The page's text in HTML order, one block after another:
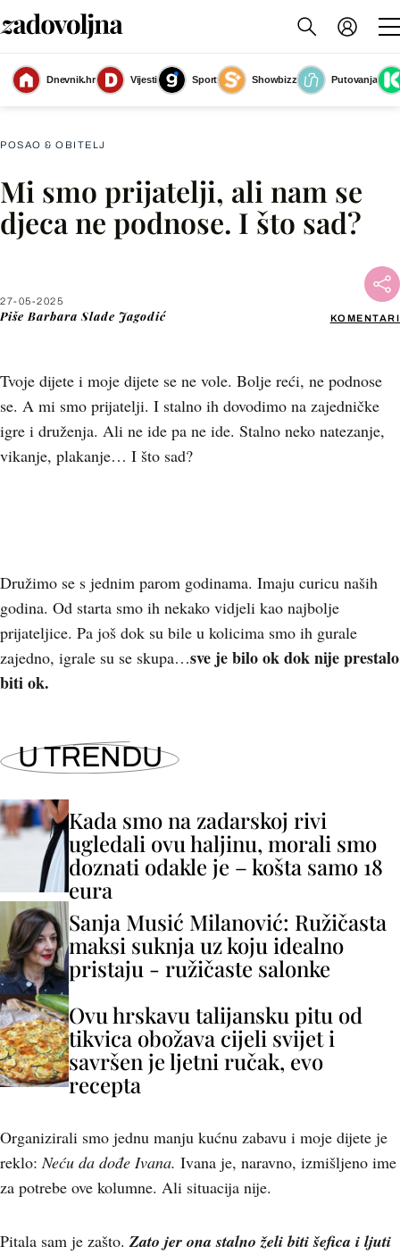
Dnevnik.hr Vijesti Sport Showbizz
Putovanja
Ne gurajmo ih u prisilna druženja jer to stvara pritisak.
(Foto: Getty Images)
POSAO & OBITELJ
Mi smo prijatelji, ali nam se
djeca ne podnose. I što sad?
27-05-2025
Piše Barbara Slade Jagodić KOMENTARI
Tvoje dijete i moje dijete se ne vole. Bolje reći, ne podnose
se. A mi smo prijatelji. I stalno ih dovodimo na zajedničke
igre i druženja. Ali ne ide pa ne ide. Stalno neko natezanje,
vikanje, plakanje… I što sad?
Facebook
WhatsApp
Družimo se s jednim parom godinama. Imaju curicu naših
godina. Od starta smo ih nekako vidjeli kao najbolje
prijateljice. Pa još dok su bile u kolicima smo ih gurale
zajedno, igrale su se skupa…sve je bilo ok dok nije prestalo
biti ok.
U TRENDU
Kada smo na zadarskoj rivi
ugledali ovu haljinu, morali smo
doznati odakle je – košta samo 18
eura
Sanja Musić Milanović: Ružičasta
maksi suknja uz koju idealno
pristaju - ružičaste salonke
Ovu hrskavu talijansku pitu od
tikvica obožava cijeli svijet i
savršen je ljetni ručak, evo
recepta
Organizirali smo jednu manju kućnu zabavu i moje dijete je
reklo:Neću da dođe Ivana. Ivana je, naravno, izmišljeno ime
za potrebe ove kolumne. Ali situacija nije.
Pitala sam je zašto. Zato jer ona stalno želi biti šefica i ljuti